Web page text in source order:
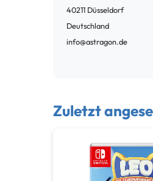
40211 Düsseldorf
Deutschland
info@astragon.de
Zuletzt